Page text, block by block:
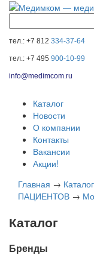
тел.: +7 812 334-37-64
тел.: +7 495 900-10-99
info@medimcom.ru
Каталог
Новости
О компании
Контакты
Вакансии
Акции!
Главная → Каталог
ПАЦИЕНТОВ →
Каталог
Бренды